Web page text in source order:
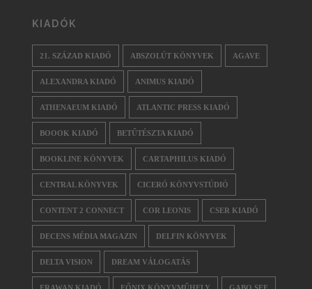
KIADÓK
21. SZÁZAD KIADÓ ABSZOLÚT KÖNYVEK AGAVE
ALEXANDRA KIADÓ ANIMUS KIADÓ
ATHENAEUM KIADÓ ATLANTIC PRESS KIADÓ
BOOOK KIADÓ BETŰTÉSZTA KIADÓ
BOOKLINE KÖNYVEK CARTAPHILUS KIADÓ
CENTRAL KÖNYVEK CICERÓ KÖNYVSTÚDIÓ
CONTENT 2 CONNECT COR LEONIS CSER KIADÓ
DECENS MÉDIA MAGAZIN DELFIN KÖNYVEK
DELTA VISION DREAM VÁLOGATÁS